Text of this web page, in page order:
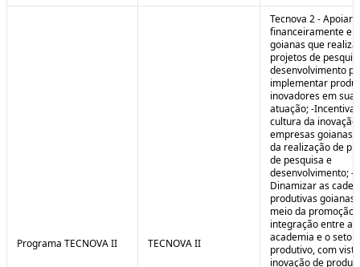
Programa TECNOVA II TECNOVA II
Tecnova 2 - Apoiar
financeiramente
goianas que
projetos de
desenvolvimento
implementar
inovadores em sua
atuação; -
cultura da inovação
empresas goianas
da realização de
de pesquisa e
desenvolvimento; -
Dinamizar as
produtivas goianas
meio da promoção
integração entre a
academia e o setor
produtivo, com
inovação de